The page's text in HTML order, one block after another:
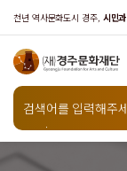
천년 역사문화도시 경주, 시민